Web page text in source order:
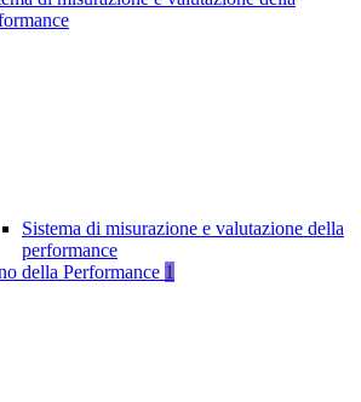
Sistema di misurazione e valutazione della
performance
della Performance 1